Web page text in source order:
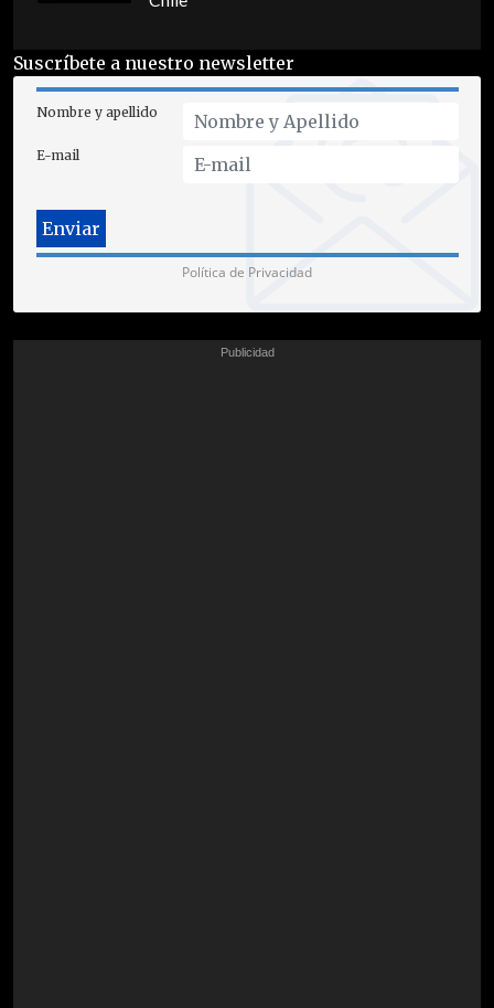
Suscríbete a nuestro newsletter
Nombre y apellido
E-mail
Política de Privacidad